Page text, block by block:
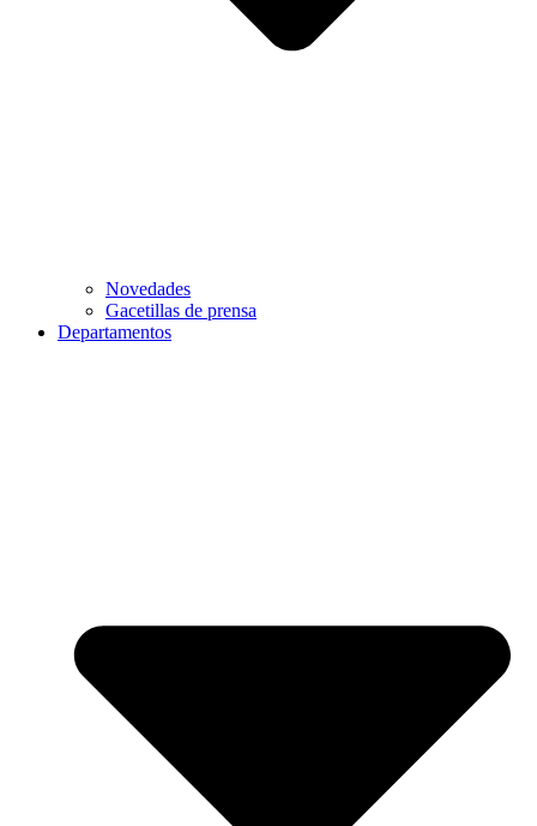
Novedades
Gacetillas de prensa
Departamentos